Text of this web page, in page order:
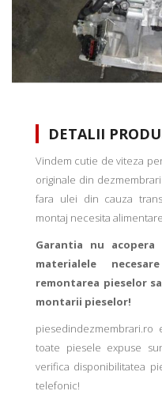
DETALII
Vindem cutie de viteza
originale din
fara ulei din cauza
montaj necesita
Garantia nu
materialele
remontarea pieselor
montarii pieselor!
toate piesele expuse
verifica disponibilitatea
telefonic!